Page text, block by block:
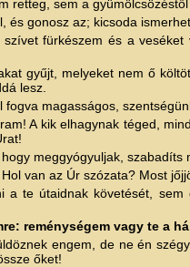
retteg, sem a
és gonosz az; kicsoda
fürkészem és a
gyűjt, melyeket nem ő
lesz.
fogva magasságos,
A kik elhagynak téged,
meggyógyuljak,
van az Úr szózata? Most
a te útaidnak követését,
reménységem vagy te a
engem, de ne én
őket!